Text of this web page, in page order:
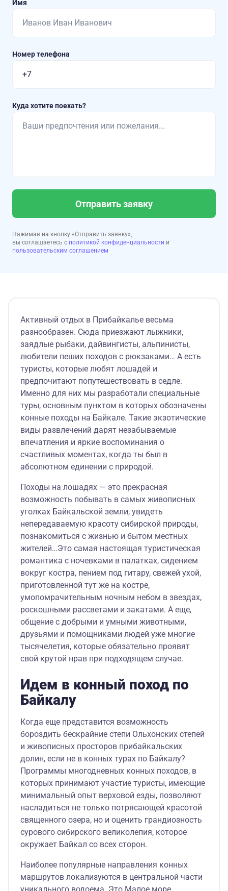
Имя
Номер телефона
Куда хотите поехать?
Отправить заявку
Нажимая на кнопку «Отправить заявку»,
вы соглашаетесь с политикой конфиденциальности и
пользовательским соглашением
Активный отдых в Прибайкалье весьма
разнообразен. Сюда приезжают лыжники,
заядлые рыбаки, дайвингисты, альпинисты,
любители пеших походов с рюкзаками… А есть
туристы, которые любят лошадей и
предпочитают попутешествовать в седле.
Именно для них мы разработали специальные
туры, основным пунктом в которых обозначены
конные походы на Байкале. Такие экзотические
виды развлечений дарят незабываемые
впечатления и яркие воспоминания о
счастливых моментах, когда ты был в
абсолютном единении с природой.
Походы на лошадях — это прекрасная
возможность побывать в самых живописных
уголках Байкальской земли, увидеть
непередаваемую красоту сибирской природы,
познакомиться с жизнью и бытом местных
жителей…Это самая настоящая туристическая
романтика с ночевками в палатках, сидением
вокруг костра, пением под гитару, свежей ухой,
приготовленной тут же на костре,
умопомрачительным ночным небом в звездах,
роскошными рассветами и закатами. А еще,
общение с добрыми и умными животными,
друзьями и помощниками людей уже многие
тысячелетия, которые обязательно проявят
свой крутой нрав при подходящем случае.
Идем в конный поход по
Байкалу
Когда еще представится возможность
бороздить бескрайние степи Ольхонских степей
и живописных просторов прибайкальских
долин, если не в конных турах по Байкалу?
Программы многодневных конных походов, в
которых принимают участие туристы, имеющие
минимальный опыт верховой езды, позволяют
насладиться не только потрясающей красотой
священного озера, но и оценить грандиозность
сурового сибирского великолепия, которое
окружает Байкал со всех сторон.
Наиболее популярные направления конных
маршрутов локализуются в центральной части